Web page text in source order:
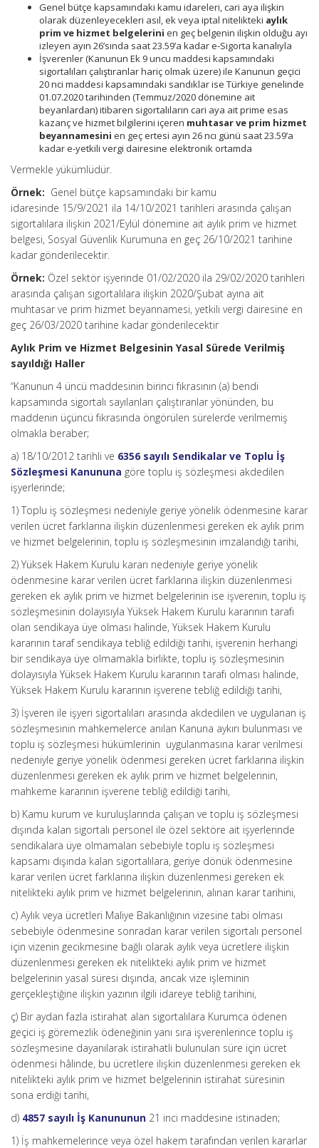
Genel bütçe kapsamındaki kamu idareleri, cari aya ilişkin
olarak düzenleyecekleri asıl, ek veya iptal nitelikteki aylık
prim ve hizmet belgelerini en geç belgenin ilişkin olduğu ayı
izleyen ayın 26’sında saat 23.59’a kadar e-Sigorta kanalıyla
İşverenler (Kanunun Ek 9 uncu maddesi kapsamındaki
sigortalıları çalıştıranlar hariç olmak üzere) ile Kanunun geçici
20 nci maddesi kapsamındaki sandıklar ise Türkiye genelinde
01.07.2020 tarihinden (Temmuz/2020 dönemine ait
beyanlardan) itibaren sigortalıların cari aya ait prime esas
kazanç ve hizmet bilgilerini içeren muhtasar ve prim hizmet
beyannamesini en geç ertesi ayın 26 ncı günü saat 23.59’a
kadar e-yetkili vergi dairesine elektronik ortamda
Vermekle yükümlüdür.
Örnek: Genel bütçe kapsamındaki bir kamu
idaresinde 15/9/2021 ila 14/10/2021 tarihleri arasında çalışan
sigortalılara ilişkin 2021/Eylül dönemine ait aylık prim ve hizmet
belgesi, Sosyal Güvenlik Kurumuna en geç 26/10/2021 tarihine
kadar gönderilecektir.
Örnek: Özel sektör işyerinde 01/02/2020 ila 29/02/2020 tarihleri
arasında çalışan sigortalılara ilişkin 2020/Şubat ayına ait
muhtasar ve prim hizmet beyannamesi, yetkili vergi dairesine en
geç 26/03/2020 tarihine kadar gönderilecektir
Aylık Prim ve Hizmet Belgesinin Yasal Sürede Verilmiş
sayıldığı Haller
“Kanunun 4 üncü maddesinin birinci fıkrasının (a) bendi
kapsamında sigortalı sayılanları çalıştıranlar yönünden, bu
maddenin üçüncü fıkrasında öngörülen sürelerde verilmemiş
olmakla beraber;
a) 18/10/2012 tarihli ve 6356 sayılı Sendikalar ve Toplu İş
Sözleşmesi Kanununa göre toplu iş sözleşmesi akdedilen
işyerlerinde;
1) Toplu iş sözleşmesi nedeniyle geriye yönelik ödenmesine karar
verilen ücret farklarına ilişkin düzenlenmesi gereken ek aylık prim
ve hizmet belgelerinin, toplu iş sözleşmesinin imzalandığı tarihi,
2) Yüksek Hakem Kurulu kararı nedeniyle geriye yönelik
ödenmesine karar verilen ücret farklarına ilişkin düzenlenmesi
gereken ek aylık prim ve hizmet belgelerinin ise işverenin, toplu iş
sözleşmesinin dolayısıyla Yüksek Hakem Kurulu kararının tarafı
olan sendikaya üye olması halinde, Yüksek Hakem Kurulu
kararının taraf sendikaya tebliğ edildiği tarihi, işverenin herhangi
bir sendikaya üye olmamakla birlikte, toplu iş sözleşmesinin
dolayısıyla Yüksek Hakem Kurulu kararının tarafı olması halinde,
Yüksek Hakem Kurulu kararının işverene tebliğ edildiği tarihi,
3) İşveren ile işyeri sigortalıları arasında akdedilen ve uygulanan iş
sözleşmesinin mahkemelerce anılan Kanuna aykırı bulunması ve
toplu iş sözleşmesi hükümlerinin uygulanmasına karar verilmesi
nedeniyle geriye yönelik ödenmesi gereken ücret farklarına ilişkin
düzenlenmesi gereken ek aylık prim ve hizmet belgelerinin,
mahkeme kararının işverene tebliğ edildiği tarihi,
b) Kamu kurum ve kuruluşlarında çalışan ve toplu iş sözleşmesi
dışında kalan sigortalı personel ile özel sektöre ait işyerlerinde
sendikalara üye olmamaları sebebiyle toplu iş sözleşmesi
kapsamı dışında kalan sigortalılara, geriye dönük ödenmesine
karar verilen ücret farklarına ilişkin düzenlenmesi gereken ek
nitelikteki aylık prim ve hizmet belgelerinin, alınan karar tarihini,
c) Aylık veya ücretleri Maliye Bakanlığının vizesine tabi olması
sebebiyle ödenmesine sonradan karar verilen sigortalı personel
için vizenin gecikmesine bağlı olarak aylık veya ücretlere ilişkin
düzenlenmesi gereken ek nitelikteki aylık prim ve hizmet
belgelerinin yasal süresi dışında, ancak vize işleminin
gerçekleştiğine ilişkin yazının ilgili idareye tebliğ tarihini,
ç) Bir aydan fazla istirahat alan sigortalılara Kurumca ödenen
geçici iş göremezlik ödeneğinin yanı sıra işverenlerince toplu iş
sözleşmesine dayanılarak istirahatli bulunulan süre için ücret
ödenmesi hâlinde, bu ücretlere ilişkin düzenlenmesi gereken ek
nitelikteki aylık prim ve hizmet belgelerinin istirahat süresinin
sona erdiği tarihi,
d) 4857 sayılı İş Kanununun 21 inci maddesine istinaden;
1) İş mahkemelerince veya özel hakem tarafından verilen kararlar